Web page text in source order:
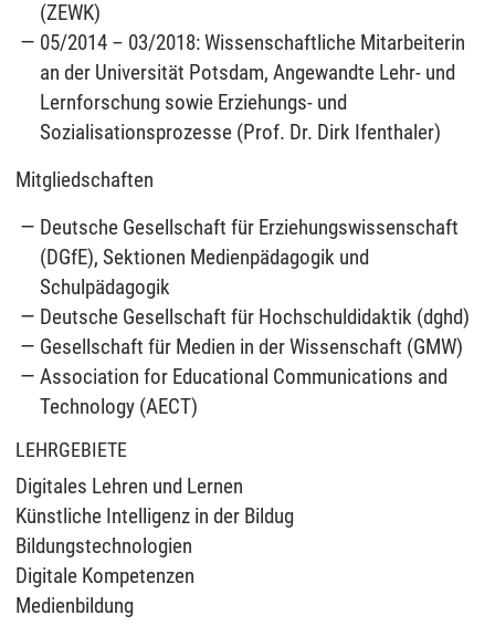
(ZEWK)
05/2014 – 03/2018: Wissenschaftliche Mitarbeiterin
an der Universität Potsdam, Angewandte Lehr- und
Lernforschung sowie Erziehungs- und
Sozialisationsprozesse (Prof. Dr. Dirk Ifenthaler)
Mitgliedschaften
Deutsche Gesellschaft für Erziehungswissenschaft
(DGfE), Sektionen Medienpädagogik und
Schulpädagogik
Deutsche Gesellschaft für Hochschuldidaktik (dghd)
Gesellschaft für Medien in der Wissenschaft (GMW)
Association for Educational Communications and
Technology (AECT)
LEHRGEBIETE
Digitales Lehren und Lernen
Künstliche Intelligenz in der Bildug
Bildungstechnologien
Digitale Kompetenzen
Medienbildung